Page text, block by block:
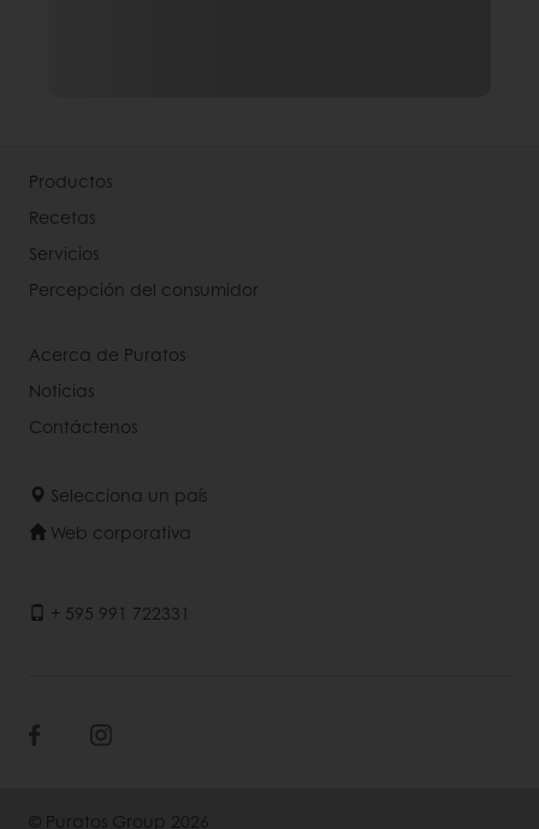
Productos
Recetas
Servicios
Percepción del consumidor
Acerca de Puratos
Noticias
Contáctenos
Selecciona un país
Web corporativa
+ 595 991 722331
© Puratos Group 2026